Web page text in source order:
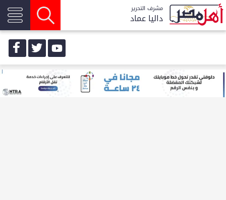
مشرف التحرير
داليا عماد